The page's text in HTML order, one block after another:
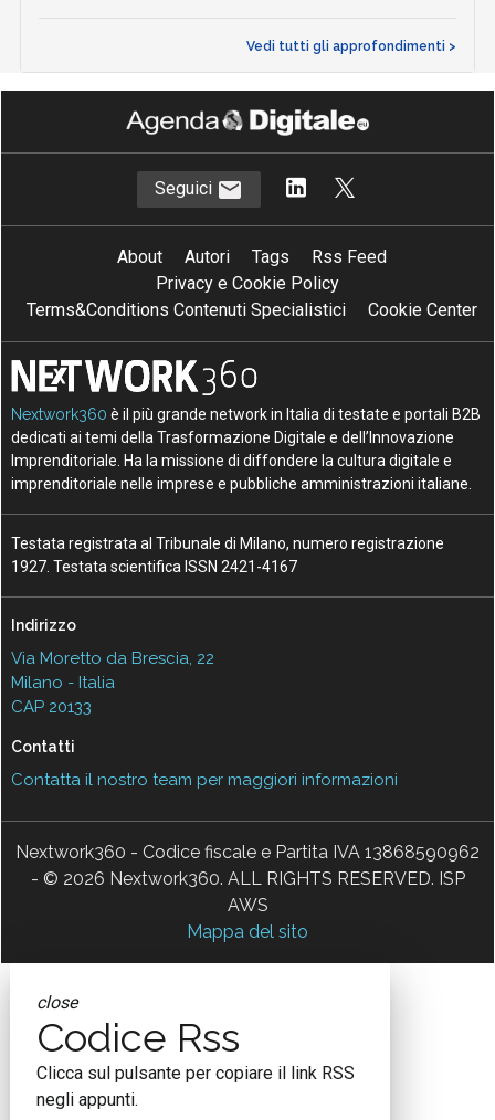
Vedi tutti gli approfondimenti >
Seguici
About Autori Tags
Rss Feed
Privacy e Cookie Policy
Terms&Conditions Contenuti Specialistici
Cookie Center
Nextwork360 è il più grande network in Italia di testate e portali B2B
dedicati ai temi della Trasformazione Digitale e dell’Innovazione
Imprenditoriale. Ha la missione di diffondere la cultura digitale e
imprenditoriale nelle imprese e pubbliche amministrazioni italiane.
Testata registrata al Tribunale di Milano, numero registrazione
1927. Testata scientifica ISSN 2421-4167
Indirizzo
Via Moretto da Brescia, 22
Milano - Italia
CAP 20133
Contatti
Contatta il nostro team per maggiori informazioni
Nextwork360 - Codice fiscale e Partita IVA 13868590962
- © 2026 Nextwork360. ALL RIGHTS RESERVED. ISP
AWS
Mappa del sito
close
Codice Rss
Clicca sul pulsante per copiare il link RSS
negli appunti.